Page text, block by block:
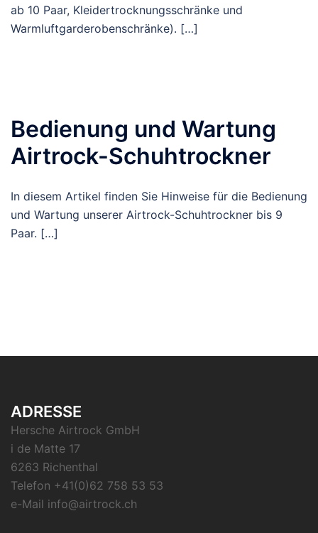
ab 10 Paar, Kleidertrocknungsschränke und
Warmluftgarderobenschränke). […]
Bedienung und Wartung
Airtrock-Schuhtrockner
In diesem Artikel finden Sie Hinweise für die Bedienung
und Wartung unserer Airtrock-Schuhtrockner bis 9
Paar. […]
ADRESSE
Hersche Airtrock GmbH
i de Matte 17
6263 Richenthal
Telefon +41(0)62 758 53 53
e-Mail info@airtrock.ch